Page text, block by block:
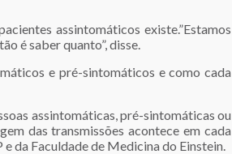
assintomáticos existe.”Estamos
é saber quanto”, disse.
e pré-sintomáticos e como cada
assintomáticas, pré-sintomáticas ou
das transmissões acontece em cada
da Faculdade de Medicina do Einstein.